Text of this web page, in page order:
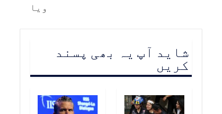
ويا
شاید آپ یہ بھی پسند
کریں